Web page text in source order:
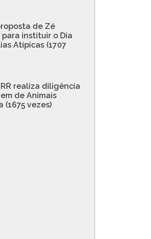
de Zé
instituir o Dia
Atípicas (1707
realiza diligência
de Animais
(1675 vezes)